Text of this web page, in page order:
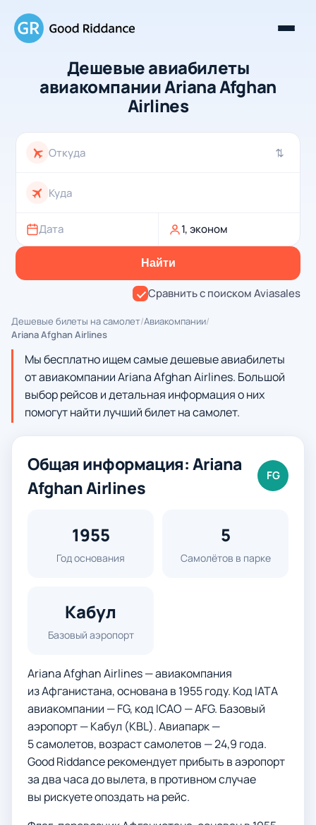
Дешевые авиабилеты
авиакомпании Ariana Afghan
Airlines
⇄
Дата 1, эконом
Найти
Сравнить с поиском Aviasales
Дешевые билеты на самолет/Авиакомпании/
Ariana Afghan Airlines
Мы бесплатно ищем самые дешевые авиабилеты
от авиакомпании Ariana Afghan Airlines. Большой
выбор рейсов и детальная информация о них
помогут найти лучший билет на самолет.
Общая информация: Ariana
Afghan Airlines
FG
1955
Год основания
5
Самолётов в парке
Кабул
Базовый аэропорт
Ariana Afghan Airlines — авиакомпания
из Афганистана, основана в 1955 году. Код IATA
авиакомпании — FG, код ICAO — AFG. Базовый
аэропорт — Кабул (KBL). Авиапарк —
5 самолетов, возраст самолетов — 24,9 года.
Good Riddance рекомендует прибыть в аэропорт
за два часа до вылета, в противном случае
вы рискуете опоздать на рейс.